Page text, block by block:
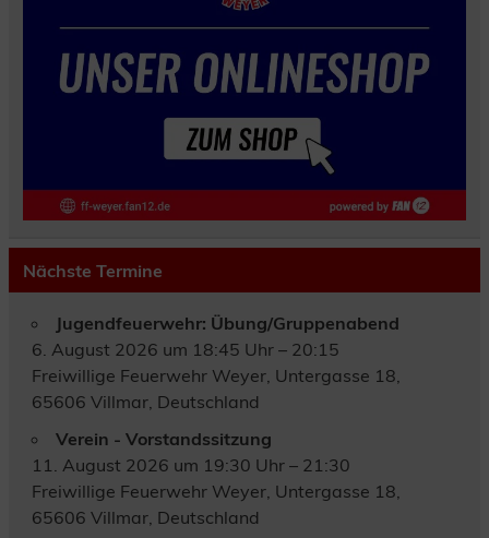
Nächste Termine
Jugendfeuerwehr: Übung/Gruppenabend
6. August 2026 um 18:45 Uhr – 20:15
Freiwillige Feuerwehr Weyer, Untergasse 18,
65606 Villmar, Deutschland
Verein - Vorstandssitzung
11. August 2026 um 19:30 Uhr – 21:30
Freiwillige Feuerwehr Weyer, Untergasse 18,
65606 Villmar, Deutschland